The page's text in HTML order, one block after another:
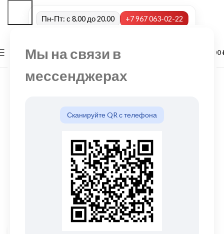
Мы на связи в
мессенджерах
Сканируйте QR с телефона
Пн-Пт: с 8.00 до 20.00 +7 967 063-02-22
МЕНЮ 0,00